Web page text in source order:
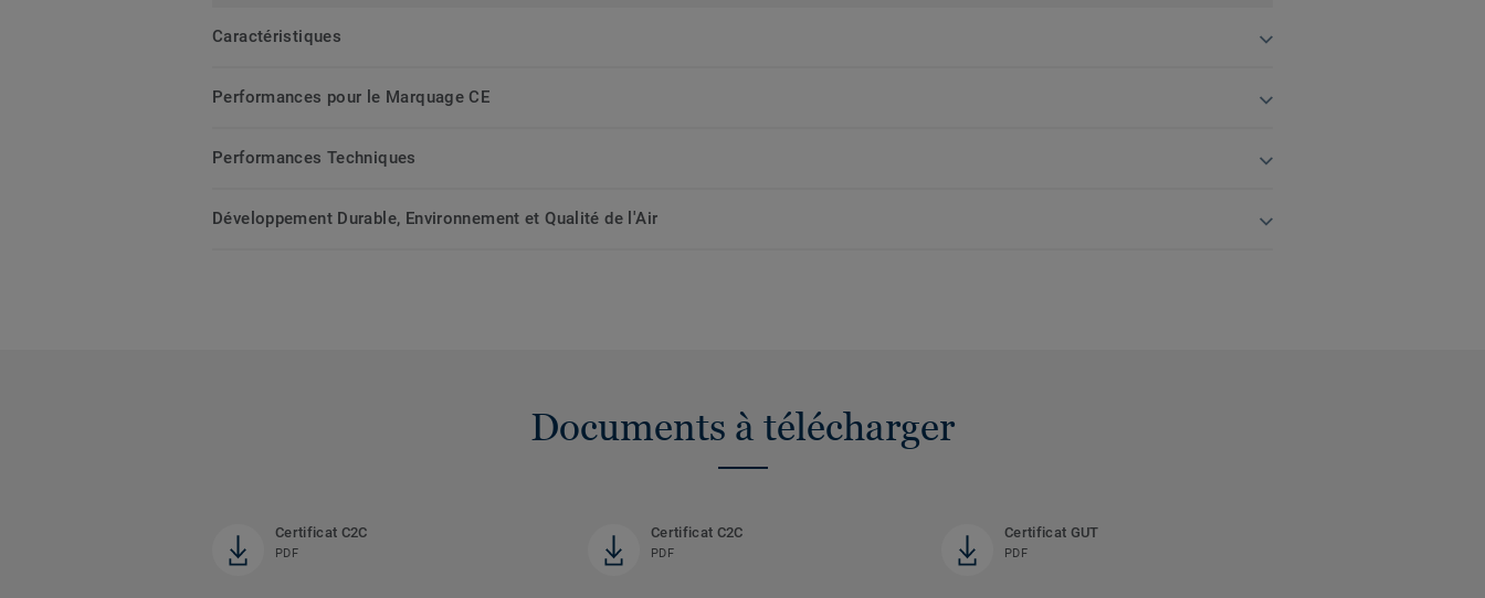
Caractéristiques
Performances pour le Marquage CE
Performances Techniques
Développement Durable, Environnement et Qualité de l'Air
Documents à télécharger
Certificat C2C
PDF
Certificat C2C
PDF
Certificat GUT
PDF